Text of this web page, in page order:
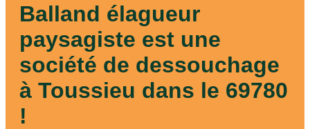
Balland élagueur
paysagiste est une
société de dessouchage
à Toussieu dans le 69780
!